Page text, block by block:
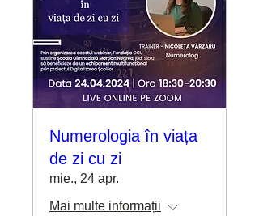
Numerologia în viața
de zi cu zi
mie., 24 apr.
Mai multe informații